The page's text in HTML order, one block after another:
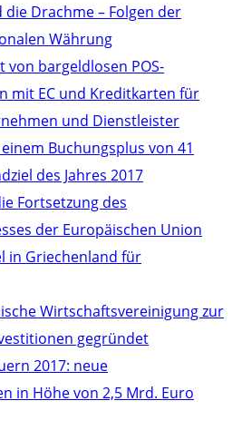
Drachme – Folgen der
Währung
bargeldlosen POS-
mit EC und Kreditkarten für
und Dienstleister
Buchungsplus von 41
des Jahres 2017
Fortsetzung des
der Europäischen Union
in Griechenland für
Wirtschaftsvereinigung zur
gegründet
2017: neue
in Höhe von 2,5 Mrd. Euro